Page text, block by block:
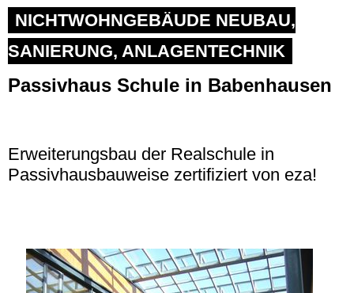
NICHTWOHNGEBÄUDE NEUBAU,
SANIERUNG, ANLAGENTECHNIK
Passivhaus Schule in Babenhausen
Erweiterungsbau der Realschule in
Passivhausbauweise zertifiziert von eza!